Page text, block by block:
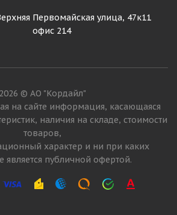
Первомайская улица, 47к11
офис 214
2026 © АО "Кордайл"
на сайте информация, касающаяся
наличия на складе, стоимости
товаров,
характер и ни при каких
является публичной офертой.